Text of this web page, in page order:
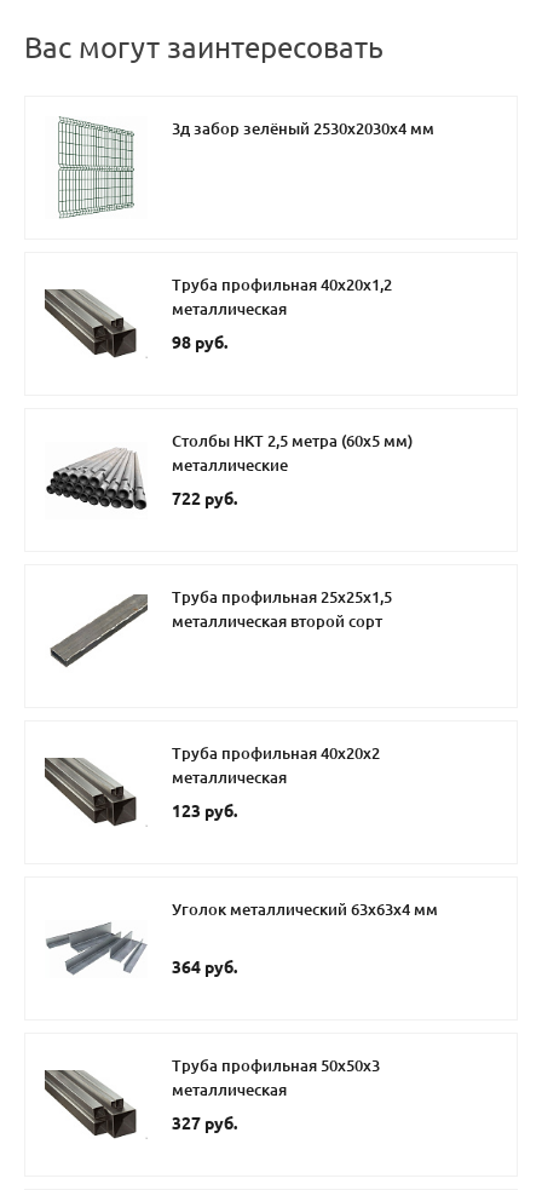
Вас могут заинтересовать
3д забор зелёный 2530х2030х4 мм
Труба профильная 40х20х1,2
металлическая
98 руб.
Столбы НКТ 2,5 метра (60х5 мм)
металлические
722 руб.
Труба профильная 25х25х1,5
металлическая второй сорт
Труба профильная 40х20х2
металлическая
123 руб.
Уголок металлический 63х63х4 мм
364 руб.
Труба профильная 50х50х3
металлическая
327 руб.